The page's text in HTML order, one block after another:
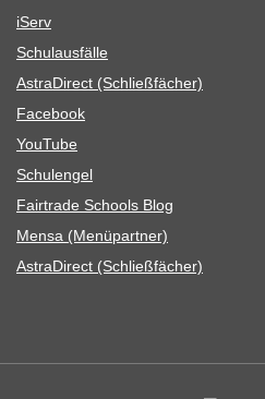
iServ
Schul­aus­fälle
Astra­Di­rect (Schließ­fä­cher)
Face­book
You­Tube
Schul­en­gel
Fair­trade Schools Blog
Mensa (Menü­part­ner)
Astra­Di­rect (Schließ­fä­cher)